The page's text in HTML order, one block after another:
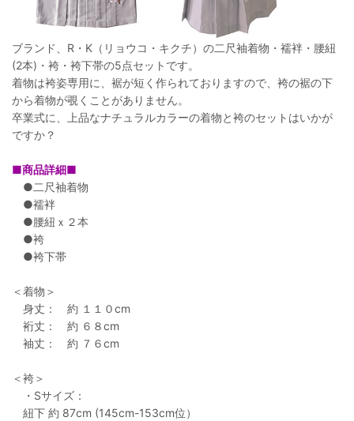
ブランド、R・K（リョウコ・キクチ）の二尺袖着物・襦袢・腰紐
(2本)・袴・袴下帯の5点セットです。
着物は袴姿専用に、裾が短く作られておりますので、袴の裾の下
から着物が覗くことがありません。
卒業式に、上品なナチュラルカラーの着物と袴のセットはいかが
ですか？
■商品詳細■
●二尺袖着物
●襦袢
●腰紐ｘ２本
●袴
●袴下帯
＜着物＞
身丈： 約 １１０cm
裄丈： 約 ６８cm
袖丈： 約 ７６cm
＜袴＞
・Sサイズ：
紐下 約 87cm (145cm-153cm位）